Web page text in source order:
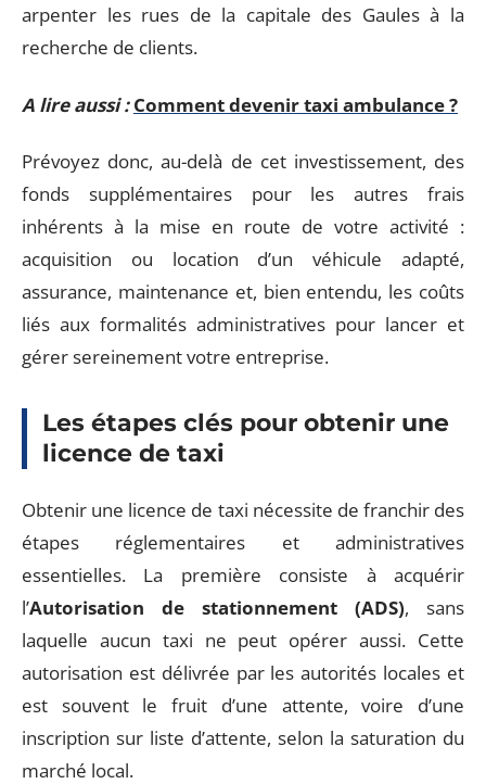
arpenter les rues de la capitale des Gaules à la
recherche de clients.
A lire aussi : Comment devenir taxi ambulance ?
Prévoyez donc, au-delà de cet investissement, des
fonds supplémentaires pour les autres frais
inhérents à la mise en route de votre activité :
acquisition ou location d’un véhicule adapté,
assurance, maintenance et, bien entendu, les coûts
liés aux formalités administratives pour lancer et
gérer sereinement votre entreprise.
Les étapes clés pour obtenir une
licence de taxi
Obtenir une licence de taxi nécessite de franchir des
étapes réglementaires et administratives
essentielles. La première consiste à acquérir
l’Autorisation de stationnement (ADS), sans
laquelle aucun taxi ne peut opérer aussi. Cette
autorisation est délivrée par les autorités locales et
est souvent le fruit d’une attente, voire d’une
inscription sur liste d’attente, selon la saturation du
marché local.